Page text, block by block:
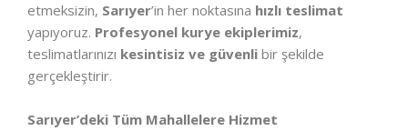
etmeksizin, Sarıyer’in her noktasına hızlı teslimat
yapıyoruz. Profesyonel kurye ekiplerimiz,
teslimatlarınızı kesintisiz ve güvenli bir şekilde
gerçekleştirir.
Sarıyer’deki Tüm Mahallelere Hizmet